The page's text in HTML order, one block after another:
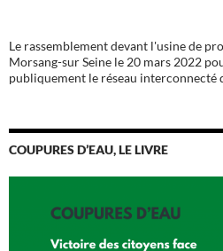
Le rassemblement devant l'usine de
Morsang-sur Seine le 20 mars 2022
publiquement le réseau interconnecté
COUPURES D’EAU, LE LIVRE